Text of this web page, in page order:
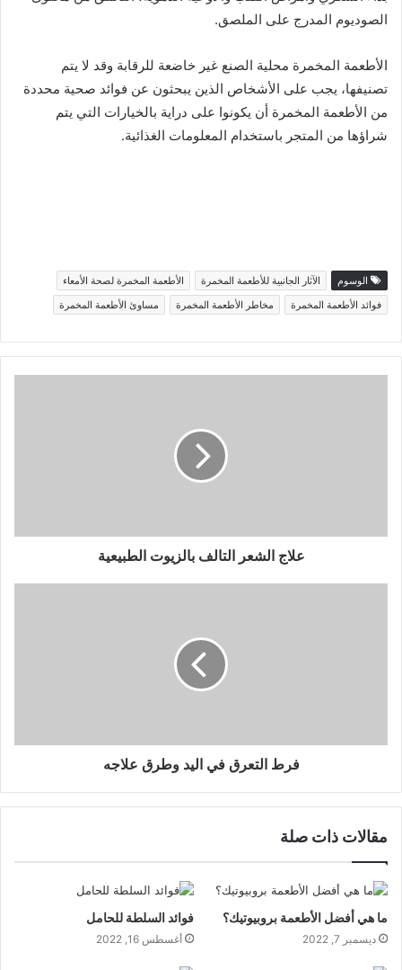
الصوديوم المدرج على الملصق.
الأطعمة المخمرة محلية الصنع غير خاضعة للرقابة وقد لا يتم
تصنيفها، يجب على الأشخاص الذين يبحثون عن فوائد صحية محددة
من الأطعمة المخمرة أن يكونوا على دراية بالخيارات التي يتم
شراؤها من المتجر باستخدام المعلومات الغذائية.
الوسوم الآثار الجانبية للأطعمة المخمرة
الأطعمة المخمرة لصحة الأمعاء
فوائد الأطعمة المخمرة
مخاطر الأطعمة المخمرة مساوئ الأطعمة المخمرة
علاج الشعر التالف بالزيوت الطبيعية
فرط التعرق في اليد وطرق علاجه
مقالات ذات صلة
ما هي أفضل الأطعمة بروبيوتيك؟
ديسمبر 7, 2022
فوائد السلطة للحامل
أغسطس 16, 2022